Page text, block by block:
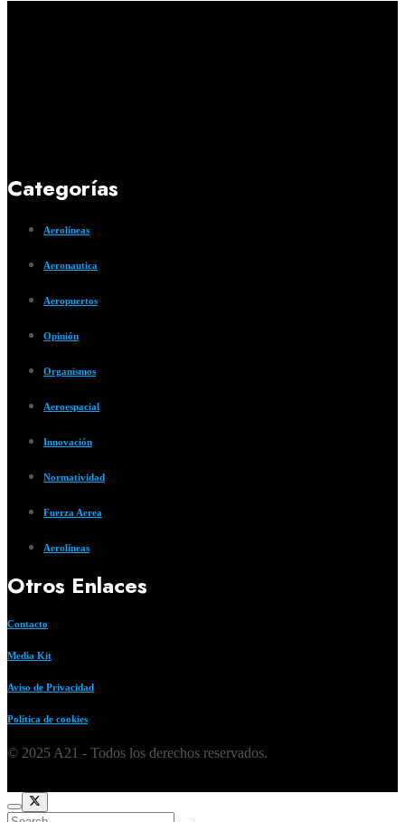
Categorías
Aerolíneas
Aeronautica
Aeropuertos
Opinión
Organismos
Aeroespacial
Innovación
Normatividad
Fuerza Aerea
Aerolíneas
Otros Enlaces
Contacto
Media Kit
Aviso de Privacidad
Política de cookies
© 2025 A21 - Todos los derechos reservados.